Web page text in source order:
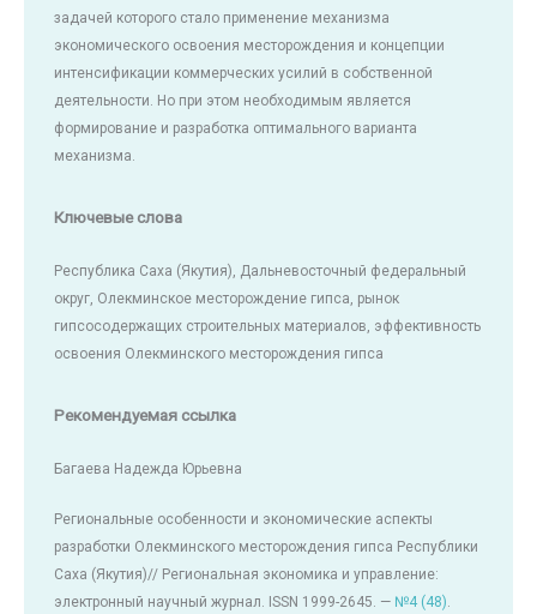
задачей которого стало применение механизма
экономического освоения месторождения и концепции
интенсификации коммерческих усилий в собственной
деятельности. Но при этом необходимым является
формирование и разработка оптимального варианта
механизма.
Ключевые слова
Республика Саха (Якутия), Дальневосточный федеральный
округ, Олекминское месторождение гипса, рынок
гипсосодержащих строительных материалов, эффективность
освоения Олекминского месторождения гипса
Рекомендуемая ссылка
Багаева Надежда Юрьевна
Региональные особенности и экономические аспекты
разработки Олекминского месторождения гипса Республики
Саха (Якутия)// Региональная экономика и управление:
электронный научный журнал. ISSN 1999-2645. — №4 (48).